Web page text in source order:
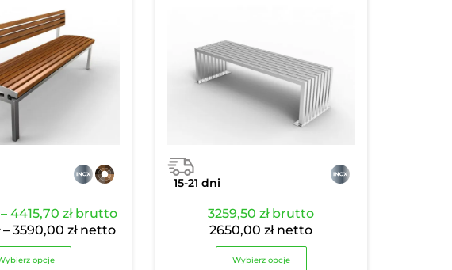
– 4415,70 złZakres
cen:
od
brutto
– 3590,00złZakres
netto
opcje
15-21 dni
3259,50złbrutto
2650,00złnetto
Wybierz opcje